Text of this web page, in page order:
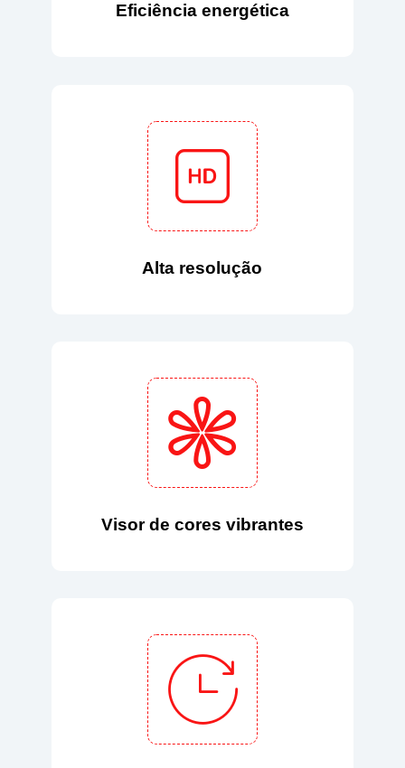
Eficiência energética
Alta resolução
Visor de cores vibrantes